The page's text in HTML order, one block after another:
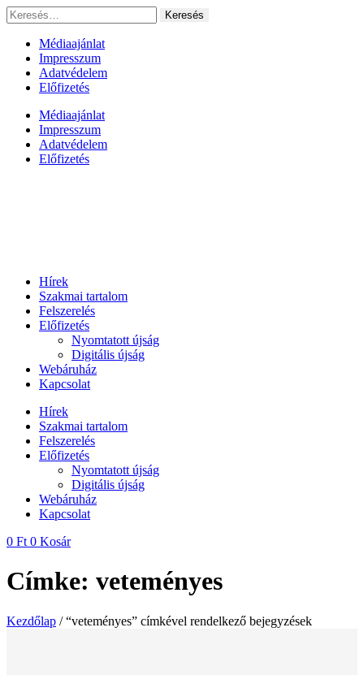
Ugrás
a
tartalomhoz
Keresés:
Médiaajánlat
Impresszum
Adatvédelem
Előfizetés
Médiaajánlat
Impresszum
Adatvédelem
Előfizetés
Hírek
Szakmai tartalom
Felszerelés
Előfizetés
Nyomtatott újság
Digitális újság
Webáruház
Kapcsolat
Hírek
Szakmai tartalom
Felszerelés
Előfizetés
Nyomtatott újság
Digitális újság
Webáruház
Kapcsolat
0 Ft 0 Kosár
Címke: veteményes
Kezdőlap / “veteményes” címkével rendelkező bejegyzések